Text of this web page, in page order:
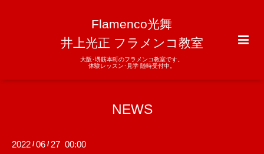
Flamenco光舞
井上光正 フラメンコ教室
大阪･堺筋本町のフラメンコ教室です。
体験レッスン･見学 随時受付中。
NEWS
2022 /06 / 27 00:00